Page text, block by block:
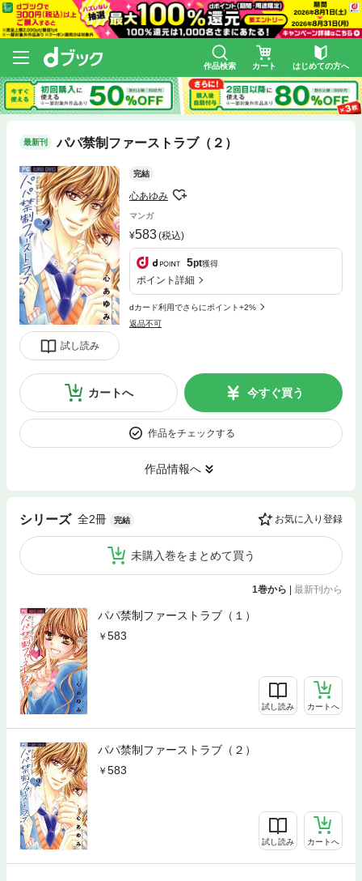
作品検索 カート はじめての方へ
最新刊 パパ禁制ファーストラブ（２）
試し読み
完結
心あゆみ
マンガ
583(税込)
5pt獲得
ポイント詳細
dカード利用でさらにポイント+2%
返品不可
カートへ 今すぐ買う
作品をチェックする
作品情報へ
シリーズ 全2冊 完結 お気に入り登録
未購入巻をまとめて買う
1巻から 最新刊から
パパ禁制ファーストラブ（１）
583
試し読み カートへ
パパ禁制ファーストラブ（２）
583
試し読み カートへ